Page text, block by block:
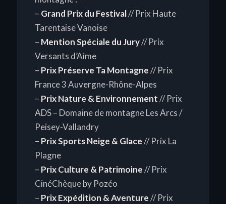
– Grand Prix du Festival// Prix Haute
Tarentaise Vanoise
– Mention Spéciale du Jury// Prix
Versants d’Aime
– Prix Préserve Ta Montagne// Prix
France 3 Auvergne-Rhône-Alpes
– Prix Nature & Environnement// Prix
ADS – Domaine de montagne Les Arcs /
Peisey-Vallandry
– Prix Sports Neige & Glace// Prix La
Plagne
– Prix Culture & Patrimoine// Prix
CinéChèque by Pozéo
– Prix Expédition & Aventure// Prix